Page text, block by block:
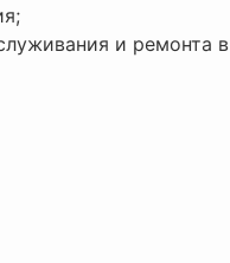
и ремонта в